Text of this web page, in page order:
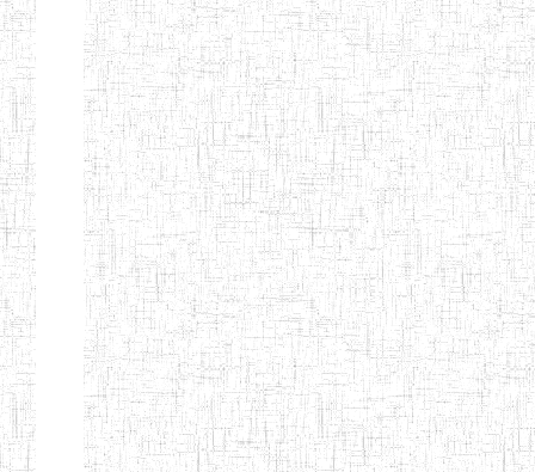
ENIEG DES
NATIONS
10/07/2001 ENIEG Privé
ENIET PAUL
MOMO
23/07/2014 ENIET Privé
ENIEG PRIVEE
TCHEB'S
10/07/2008 ENIEG Privé
ENIEG PRIVEE
BILINGUE
INCLUSIVE
LOUIS
12/07/2019 ENIEG Privé